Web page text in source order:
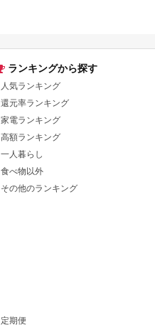
ランキングから探す
人気ランキング
還元率ランキング
家電ランキング
高額ランキング
一人暮らし
食べ物以外
その他のランキング
定期便